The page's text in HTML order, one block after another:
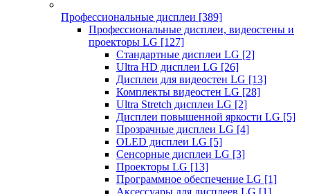
Профессиональные дисплеи [389]
Профессиональные дисплеи, видеостены и
проекторы LG [127]
Стандартные дисплеи LG [2]
Ultra HD дисплеи LG [26]
Дисплеи для видеостен LG [13]
Комплекты видеостен LG [28]
Ultra Stretch дисплеи LG [2]
Дисплеи повышенной яркости LG [5]
Прозрачные дисплеи LG [4]
OLED дисплеи LG [5]
Сенсорные дисплеи LG [3]
Проекторы LG [13]
Программное обеспечение LG [1]
Аксессуары для дисплеев LG [1]